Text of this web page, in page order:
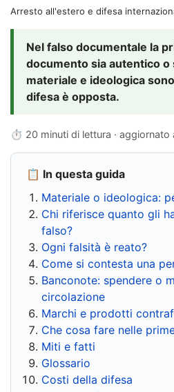
Arresto all'estero e difesa
Nel falso documentale la
documento sia autentico o
materiale e ideologica
difesa è opposta.
⏱ 20 minuti di lettura · aggiornato
📋 In questa guida
Materiale o ideologica:
Chi riferisce quanto gli
falso?
Ogni falsità è reato?
Come si contesta una
Banconote: spendere o
circolazione
Marchi e prodotti
Che cosa fare nelle
Miti e fatti
Glossario
Costi della difesa